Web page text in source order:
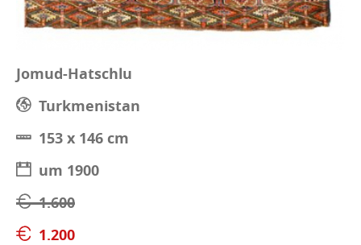
Jomud-Hatschlu
Turkmenistan
153 x 146 cm
um 1900
1.600
1.200